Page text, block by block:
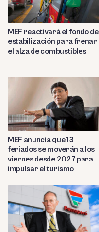
MEF reactivará el fondo de
estabilización para frenar
el alza de combustibles
MEF anuncia que 13
feriados se moverán a los
viernes desde 2027 para
impulsar el turismo